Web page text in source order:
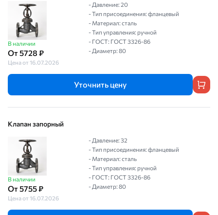
В наличии
От 5728 ₽
Цена от 16.07.2026
- Давление: 20
- Тип присоединения: фланцевый
- Материал: сталь
- Тип управления: ручной
- ГОСТ: ГОСТ 3326-86
- Диаметр: 80
Уточнить цену
Клапан запорный
В наличии
От 5755 ₽
Цена от 16.07.2026
- Давление: 32
- Тип присоединения: фланцевый
- Материал: сталь
- Тип управления: ручной
- ГОСТ: ГОСТ 3326-86
- Диаметр: 80